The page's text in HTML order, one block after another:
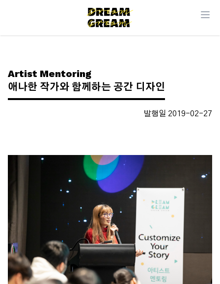
Artist Mentoring
애나한 작가와 함께하는 공간 디자인
발행일 2019-02-27